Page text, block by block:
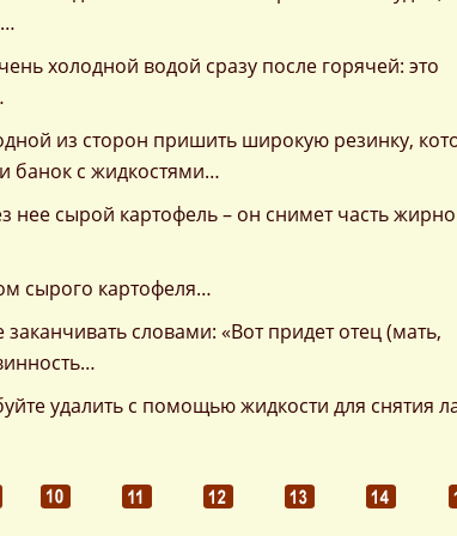
холодной водой сразу после горячей: это
из сторон пришить широкую резинку,
банок с жидкостями…
нее сырой картофель – он снимет часть
сырого картофеля…
заканчивать словами: «Вот придет отец (мать,
удалить с помощью жидкости для снятия